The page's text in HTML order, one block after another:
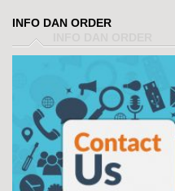
INFO DAN ORDER